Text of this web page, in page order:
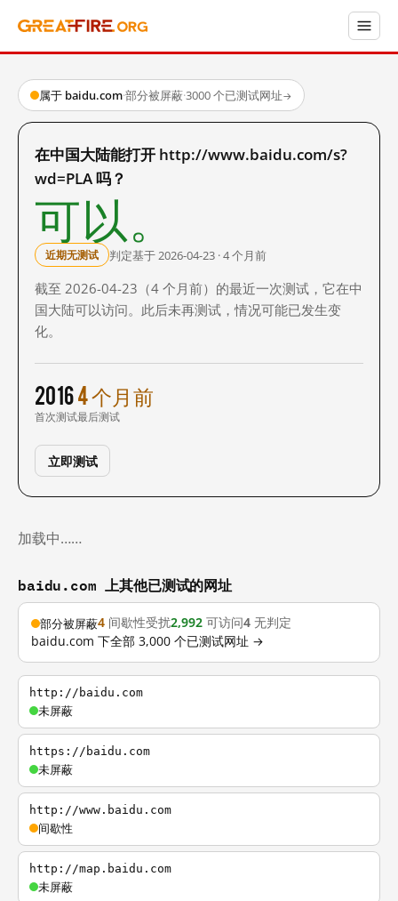
属于 baidu.com·部分被屏蔽·3000 个已测试网址→
在中国大陆能打开 http://www.baidu.com/s?
wd=PLA 吗？
可以。
近期无测试 判定基于 2026-04-23 · 4 个月前
截至 2026-04-23（4 个月前）的最近一次测试，它在中
国大陆可以访问。此后未再测试，情况可能已发生变
化。
2016
首次测试
4 个月前
最后测试
立即测试
加载中……
baidu.com 上其他已测试的网址
部分被屏蔽4 间歇性受扰2,992 可访问4 无判定
baidu.com 下全部 3,000 个已测试网址 →
http://baidu.com
未屏蔽
https://baidu.com
未屏蔽
http://www.baidu.com
间歇性
http://map.baidu.com
未屏蔽